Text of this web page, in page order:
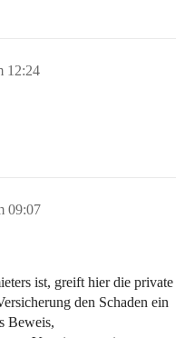
12:24
09:07
ist, greift hier die private
den Schaden ein
Beweis,